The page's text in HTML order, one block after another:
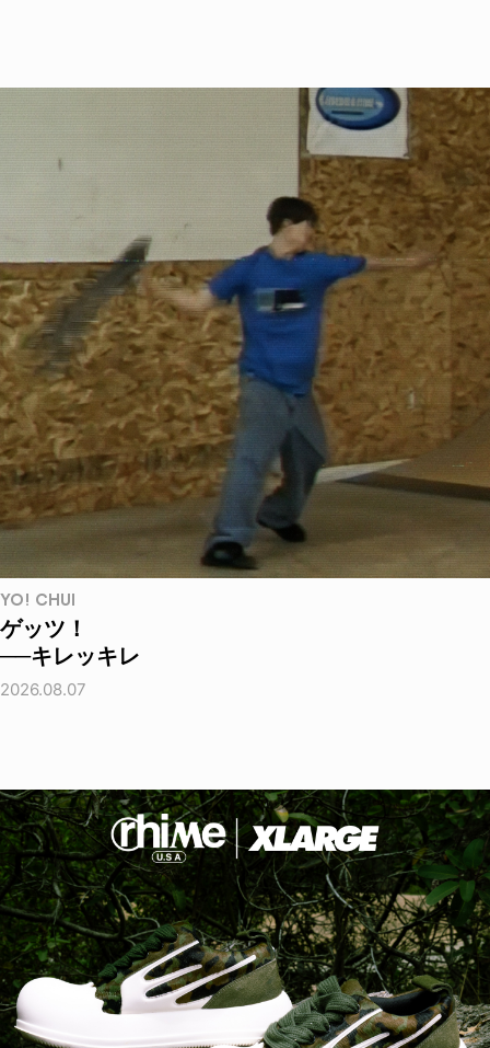
YO! CHUI
ゲッツ！
──キレッキレ
2026.08.07